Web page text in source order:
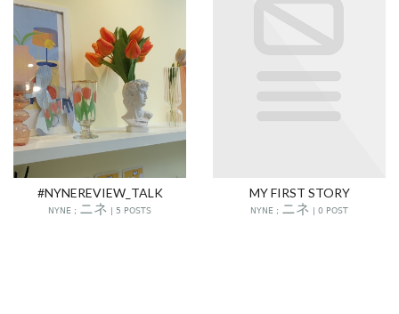
#NYNEREVIEW_TALK
NYNE ; ニネ | 5 POSTS
MY FIRST STORY
NYNE ; ニネ | 0 POST